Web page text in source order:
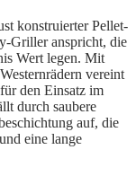
konstruierter Pellet-
Griller anspricht, die
Wert legen. Mit
vereint
den Einsatz im
durch saubere
auf, die
eine lange